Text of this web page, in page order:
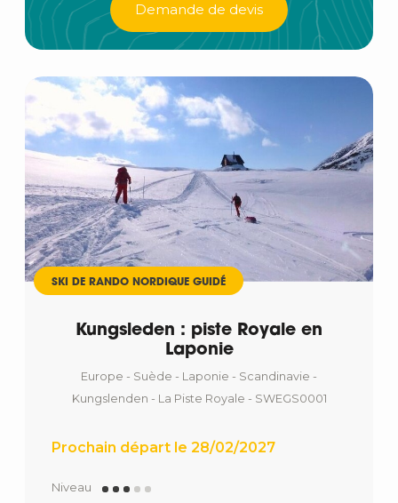
Demande de devis
SKI DE RANDO NORDIQUE GUIDÉ
Kungsleden : piste Royale en
Laponie
Europe - Suède - Laponie - Scandinavie -
Kungslenden - La Piste Royale - SWEGS0001
Prochain départ le 28/02/2027
Niveau